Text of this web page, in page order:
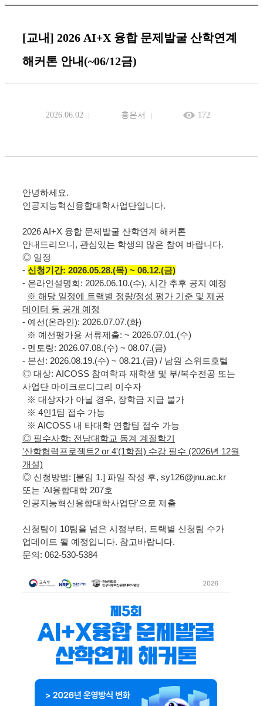
[교내] 2026 AI+X 융합 문제발굴 산학연계
해커톤 안내(~06/12금)
2026.06.02 홍은서 172
안녕하세요.
인공지능혁신융합대학사업단입니다.
2026 AI+X 융합 문제발굴 산학연계 해커톤
안내드리오니, 관심있는 학생의 많은 참여 바랍니다.
◎ 일정
- 신청기간: 2026.05.28.(목) ~ 06.12.(금)
- 온라인설명회: 2026.06.10.(수), 시간 추후 공지 예정
※ 해당 일정에 트랙별 정량/정성 평가 기준 및 제공
데이터 등 공개 예정
- 예선(온라인): 2026.07.07.(화)
※ 예선평가용 서류제출: ~ 2026.07.01.(수)
- 멘토링: 2026.07.08.(수) ~ 08.07.(금)
- 본선: 2026.08.19.(수) ~ 08.21.(금) / 남원 스위트호텔
◎ 대상: AICOSS 참여학과 재학생 및 부/복수전공 또는
사업단 마이크로디그리 이수자
※ 대상자가 아닐 경우, 장학금 지급 불가
※ 4인1팀 접수 가능
※ AICOSS 내 타대학 연합팀 접수 가능
◎ 필수사항: 전남대학교 동계 계절학기
'산학협력프로젝트2 or 4'(1학점) 수강 필수 (2026년 12월
개설)
◎ 신청방법: [붙임 1.] 파일 작성 후, sy126@jnu.ac.kr
또는 'AI융합대학 207호
인공지능혁신융합대학사업단'으로 제출
신청팀이 10팀을 넘은 시점부터, 트랙별 신청팀 수가
업데이트 될 예정입니다. 참고바랍니다.
문의: 062-530-5384